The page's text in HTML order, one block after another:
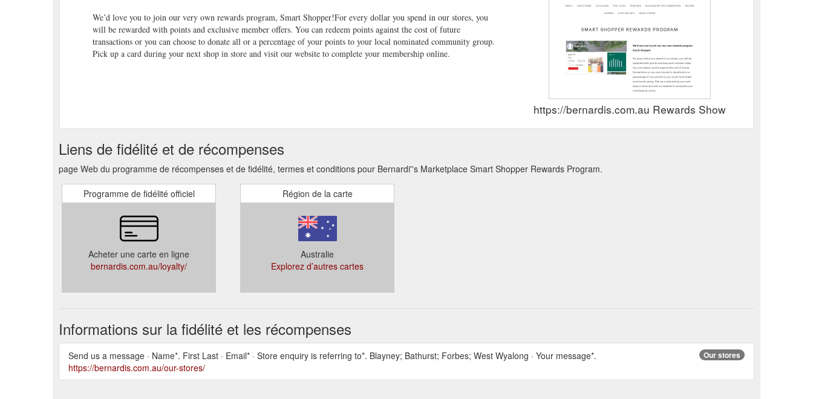
We’d love you to join our very own rewards program, Smart Shopper!For every dollar you spend in our stores, you
will be rewarded with points and exclusive member offers. You can redeem points against the cost of future
transactions or you can choose to donate all or a percentage of your points to your local nominated community group.
Pick up a card during your next shop in store and visit our website to complete your membership online.
https://bernardis.com.au Rewards Show
Liens de fidélité et de récompenses
page Web du programme de récompenses et de fidélité, termes et conditions pour Bernardi''s Marketplace Smart Shopper Rewards Program.
Programme de fidélité officiel
Acheter une carte en ligne
bernardis.com.au/loyalty/
Région de la carte
Australie
Explorez d’autres cartes
Informations sur la fidélité et les récompenses
Our stores
Send us a message · Name*. First Last · Email* · Store enquiry is referring to*. Blayney; Bathurst; Forbes; West Wyalong · Your message*.
https://bernardis.com.au/our-stores/